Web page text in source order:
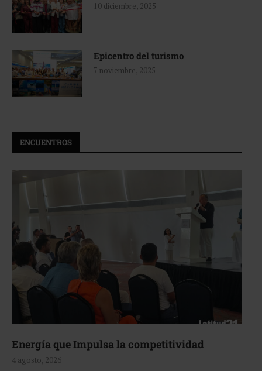
10 diciembre, 2025
Epicentro del turismo
7 noviembre, 2025
ENCUENTROS
Energía que Impulsa la competitividad
4 agosto, 2026